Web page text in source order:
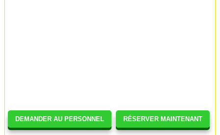
DEMANDER AU PERSONNEL RÉSERVER MAINTENANT